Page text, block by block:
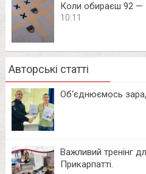
Коли обираєш 92
10:11
Авторські статті
Об‘єднюємось
Важливий тренінг
Прикарпатті.